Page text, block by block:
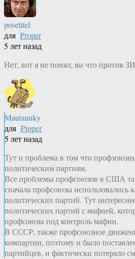
posetitel
для Proper
5 лет назад
Нет, вот я не понял, ви что против
Mautanuky
для Proper
5 лет назад
Тут и проблема в том что
политическим партиям.
Все проблемы профсоюзов в США
сначала профсоюзы использовались
политических партий. Тут
политических партий с мафией,
профсоюзы под контроль мафии.
В СССР, также профсоюзное
компартии, поэтому и было
партийцев, и фактически потеряло